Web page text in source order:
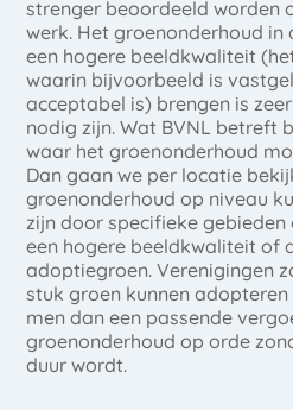
strenger beoordeeld worden
werk. Het groenonderhoud in
een hogere beeldkwaliteit
waarin bijvoorbeeld is
acceptabel is) brengen is
nodig zijn. Wat BVNL betreft
waar het groenonderhoud
Dan gaan we per locatie
groenonderhoud op niveau
zijn door specifieke
een hogere beeldkwaliteit of
adoptiegroen. Verenigingen
stuk groen kunnen
men dan een passende
groenonderhoud op orde
duur wordt.